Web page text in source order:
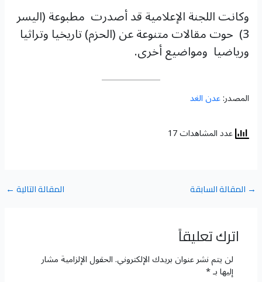
وكانت اللجنة الإعلامية قد أصدرت مطبوعة (اليسر
3) حوت مقالات متنوعة عن (الحزم) تاريخيا وتراثيا
ورياضيا ومواضيع أخرى.
المصدر:عدن الغد
عدد المشاهدات 17
→ المقالة السابقة المقالة التالية ←
اترك تعليقاً
لن يتم نشر عنوان بريدك الإلكتروني.الحقول الإلزامية مشار
إليها بـ*